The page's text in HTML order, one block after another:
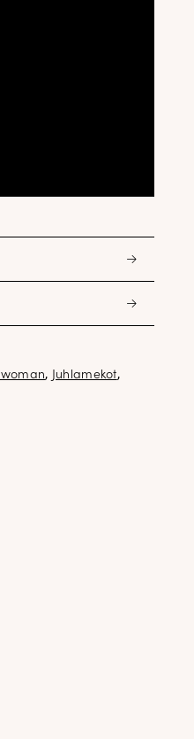
, Juhlamekot,